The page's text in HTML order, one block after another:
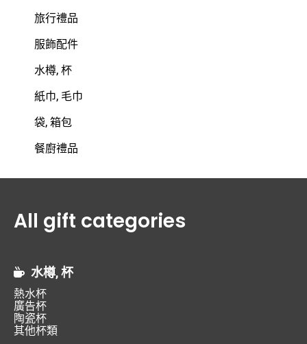
旅行禮品
服飾配件
水樽, 杯
紙巾, 毛巾
袋, 箱包
餐廚禮品
All gift categories
水樽, 杯
熱水杯
廣告杯
陶瓷杯
其他杯類